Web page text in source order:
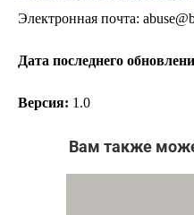
Электронная почта:
Дата последнего
Версия: 1.0
Вам также